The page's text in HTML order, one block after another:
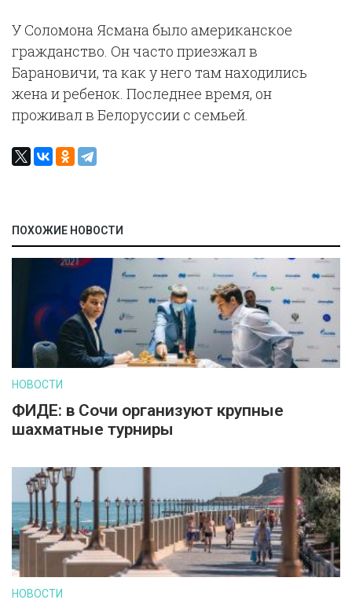
У Соломона Ясмана было американское
гражданство. Он часто приезжал в
Барановичи, та как у него там находились
жена и ребенок. Последнее время, он
проживал в Белоруссии с семьей.
ПОХОЖИЕ НОВОСТИ
НОВОСТИ
ФИДЕ: в Сочи организуют крупные
шахматные турниры
НОВОСТИ